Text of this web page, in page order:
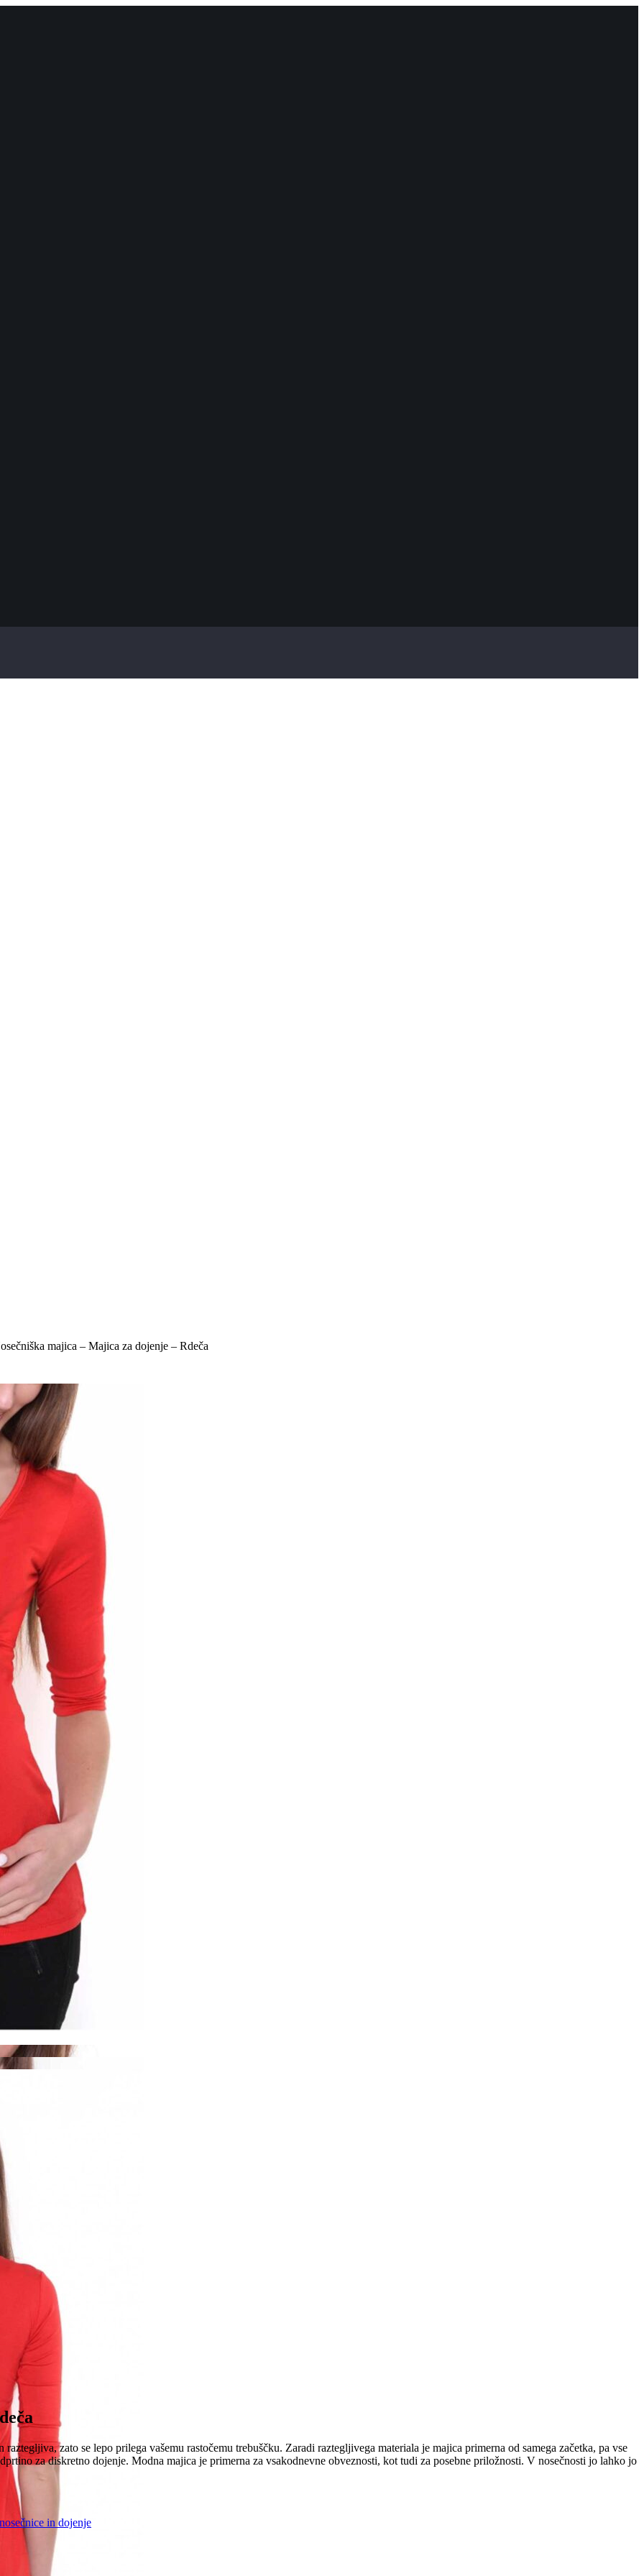
majica – Majica za dojenje – Rdeča
zato se lepo prilega vašemu rastočemu trebuščku. Zaradi raztegljivega materiala je majica primerna od samega začetka, pa vse
za diskretno dojenje. Modna majica je primerna za vsakodnevne obveznosti, kot tudi za posebne priložnosti. V nosečnosti jo lahko jo
in dojenje